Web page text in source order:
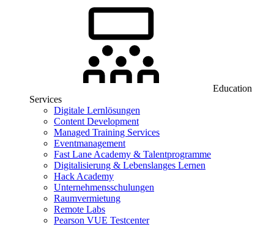
Education
Services
Digitale Lernlösungen
Content Development
Managed Training Services
Eventmanagement
Fast Lane Academy & Talentprogramme
Digitalisierung & Lebenslanges Lernen
Hack Academy
Unternehmensschulungen
Raumvermietung
Remote Labs
Pearson VUE Testcenter